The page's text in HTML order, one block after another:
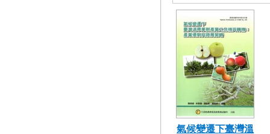
氣候變遷下臺灣溫